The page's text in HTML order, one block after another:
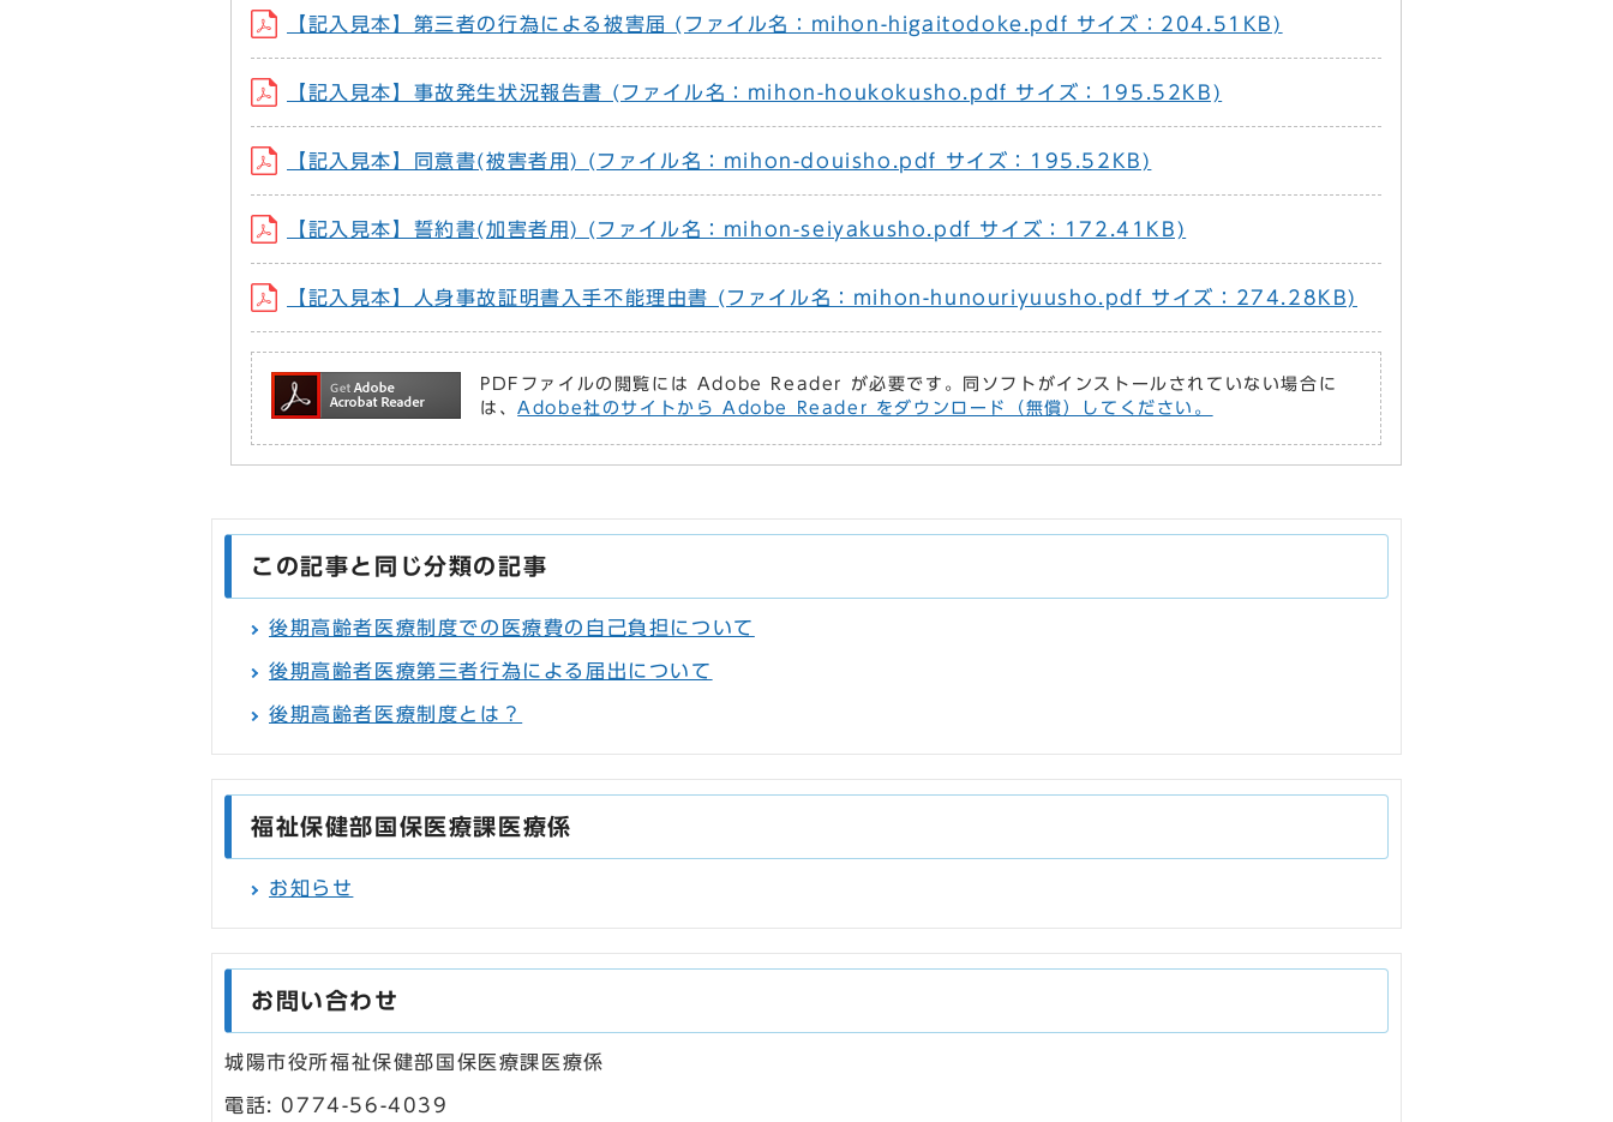
【記入見本】第三者の行為による被害届 (ファイル名：mihon-higaitodoke.pdf サイズ：204.51KB)
【記入見本】事故発生状況報告書 (ファイル名：mihon-houkokusho.pdf サイズ：195.52KB)
【記入見本】同意書(被害者用) (ファイル名：mihon-douisho.pdf サイズ：195.52KB)
【記入見本】誓約書(加害者用) (ファイル名：mihon-seiyakusho.pdf サイズ：172.41KB)
【記入見本】人身事故証明書入手不能理由書 (ファイル名：mihon-hunouriyuusho.pdf サイズ：274.28KB)
PDFファイルの閲覧には Adobe Reader が必要です。同ソフトがインストールされていない場合に
は、Adobe社のサイトから Adobe Reader をダウンロード（無償）してください。
この記事と同じ分類の記事
後期高齢者医療制度での医療費の自己負担について
後期高齢者医療第三者行為による届出について
後期高齢者医療制度とは？
福祉保健部国保医療課医療係
お知らせ
お問い合わせ
城陽市役所福祉保健部国保医療課医療係
電話: 0774-56-4039